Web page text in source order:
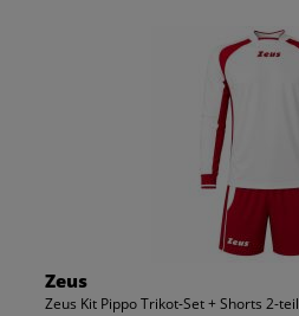
Zeus
Zeus Kit Pippo Trikot-Set + Shorts 2-